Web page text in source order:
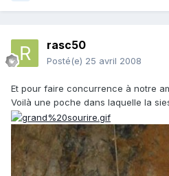
rasc50
Posté(e) 25 avril 2008
Et pour faire concurrence à notre
Voilà une poche dans laquelle la